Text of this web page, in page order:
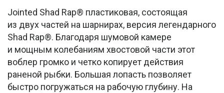
Jointed Shad Rap® пластиковая, состоящая
из двух частей на шарнирах, версия легендарного
Shad Rap®. Благодаря шумовой камере
и мощным колебаниям хвостовой части этот
воблер громко и четко копирует действия
раненой рыбки. Большая лопасть позволяет
быстро погружаться на рабочую глубину. На